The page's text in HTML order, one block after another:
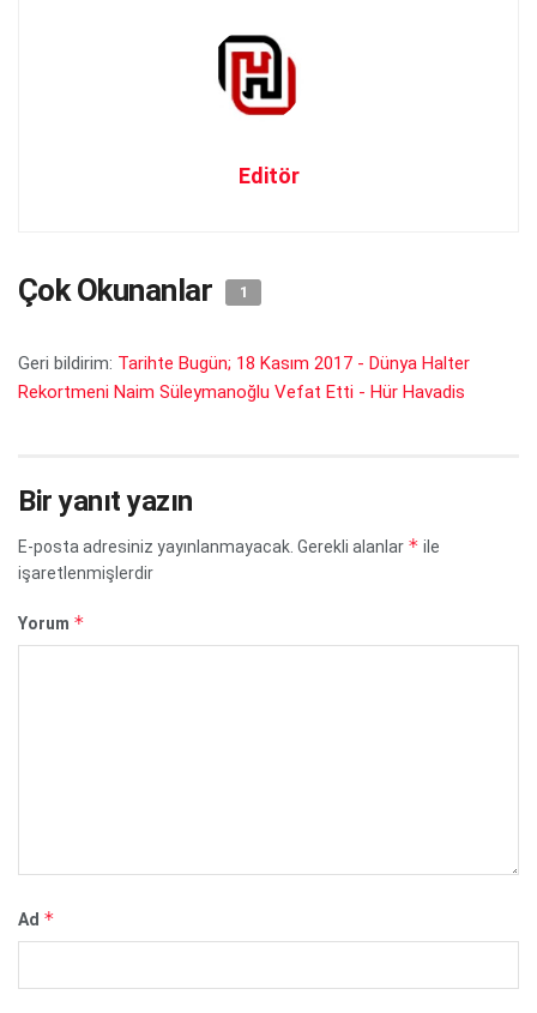
Editör
Çok Okunanlar 1
Geri bildirim: Tarihte Bugün; 18 Kasım 2017 - Dünya Halter
Rekortmeni Naim Süleymanoğlu Vefat Etti - Hür Havadis
Bir yanıt yazın
E-posta adresiniz yayınlanmayacak. Gerekli alanlar * ile
işaretlenmişlerdir
Yorum *
Ad *